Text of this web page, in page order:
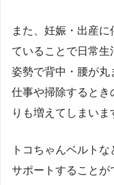
また、妊娠・出産
ていることで日常生
姿勢で背中・腰が丸
仕事や掃除するとき
りも増えてしまいま
トコちゃんベルト
サポートすることが